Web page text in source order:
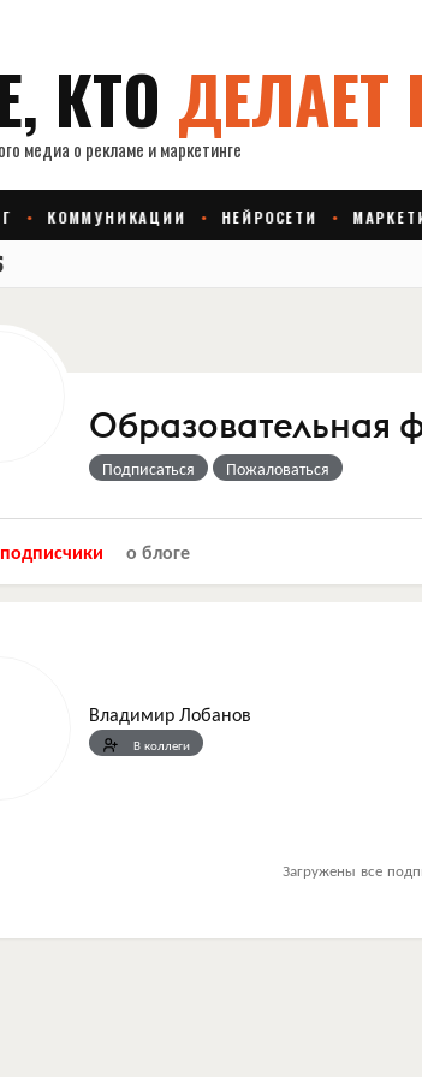
Образовательная
Подписаться Пожаловаться
подписчики о блоге
Владимир Лобанов
В коллеги
Загружены все